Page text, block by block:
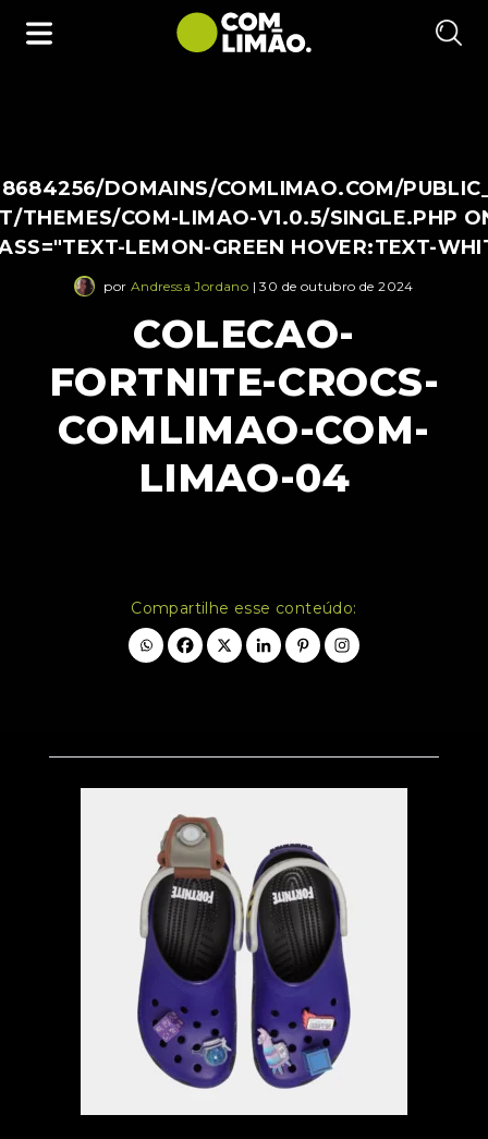
DOMAINS/COMLIMAO.COM/
THEMES/COM-LIMAO-V1.0.5/SINGLE.PHP
LEMON-GREEN HOVER:TEXT-
por Andressa Jordano | 30 de outubro de 2024
COLECAO-
FORTNITE-CROCS-
COMLIMAO-COM-
LIMAO-04
Compartilhe esse conteúdo: